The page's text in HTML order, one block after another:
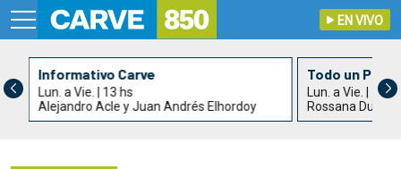
EN VIVO
Informativo Carve
Lun. a Vie. | 13 hs
Alejandro Acle y Juan Andrés Elhordoy
Todo un País
Lun. a Vie. | 15 hs
Rossana Duarte